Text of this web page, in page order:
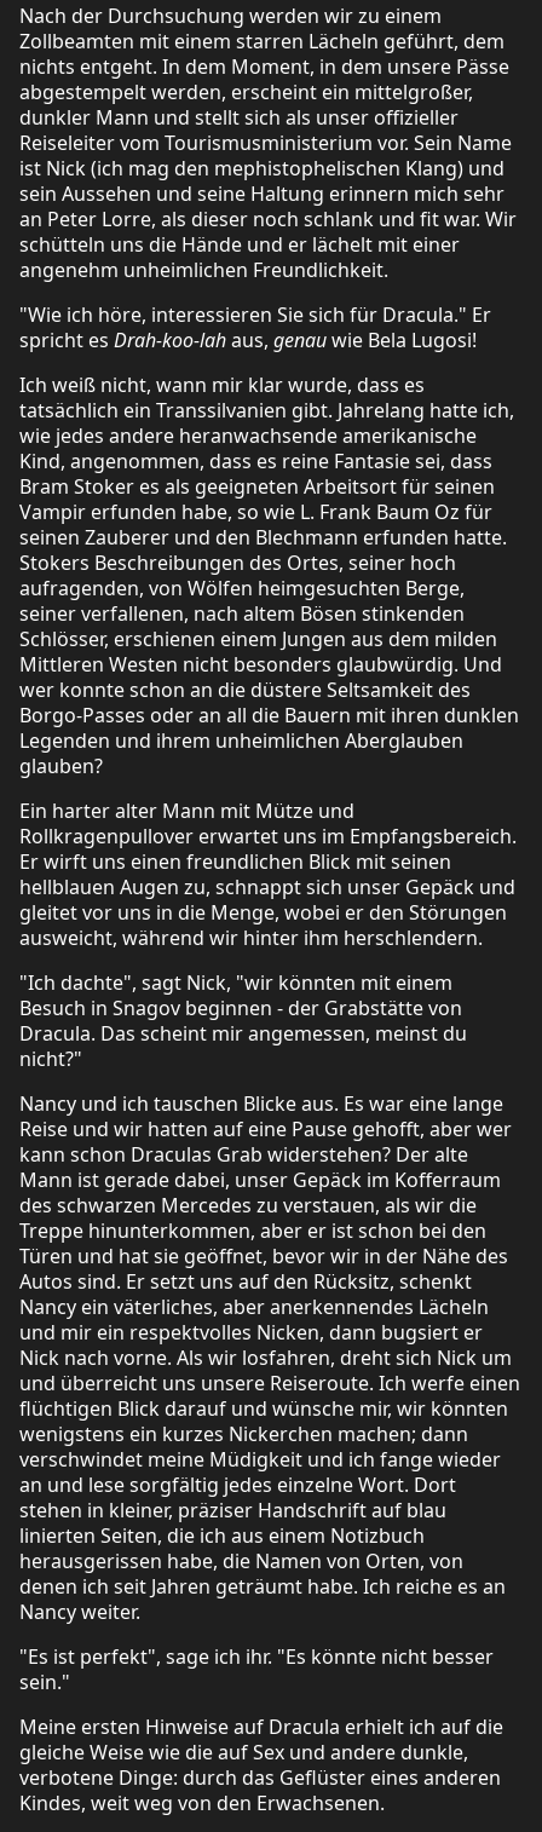
Nach der Durchsuchung werden wir zu einem
Zollbeamten mit einem starren Lächeln geführt, dem
nichts entgeht. In dem Moment, in dem unsere Pässe
abgestempelt werden, erscheint ein mittelgroßer,
dunkler Mann und stellt sich als unser offizieller
Reiseleiter vom Tourismusministerium vor. Sein Name
ist Nick (ich mag den mephistophelischen Klang) und
sein Aussehen und seine Haltung erinnern mich sehr
an Peter Lorre, als dieser noch schlank und fit war. Wir
schütteln uns die Hände und er lächelt mit einer
angenehm unheimlichen Freundlichkeit.
"Wie ich höre, interessieren Sie sich für Dracula." Er
spricht es Drah-koo-lahaus, genauwie Bela Lugosi!
Ich weiß nicht, wann mir klar wurde, dass es
tatsächlich ein Transsilvanien gibt. Jahrelang hatte ich,
wie jedes andere heranwachsende amerikanische
Kind, angenommen, dass es reine Fantasie sei, dass
Bram Stoker es als geeigneten Arbeitsort für seinen
Vampir erfunden habe, so wie L. Frank Baum Oz für
seinen Zauberer und den Blechmann erfunden hatte.
Stokers Beschreibungen des Ortes, seiner hoch
aufragenden, von Wölfen heimgesuchten Berge,
seiner verfallenen, nach altem Bösen stinkenden
Schlösser, erschienen einem Jungen aus dem milden
Mittleren Westen nicht besonders glaubwürdig. Und
wer konnte schon an die düstere Seltsamkeit des
Borgo-Passes oder an all die Bauern mit ihren dunklen
Legenden und ihrem unheimlichen Aberglauben
glauben?
Ein harter alter Mann mit Mütze und
Rollkragenpullover erwartet uns im Empfangsbereich.
Er wirft uns einen freundlichen Blick mit seinen
hellblauen Augen zu, schnappt sich unser Gepäck und
gleitet vor uns in die Menge, wobei er den Störungen
ausweicht, während wir hinter ihm herschlendern.
"Ich dachte", sagt Nick, "wir könnten mit einem
Besuch in Snagov beginnen - der Grabstätte von
Dracula. Das scheint mir angemessen, meinst du
nicht?"
Nancy und ich tauschen Blicke aus. Es war eine lange
Reise und wir hatten auf eine Pause gehofft, aber wer
kann schon Draculas Grab widerstehen? Der alte
Mann ist gerade dabei, unser Gepäck im Kofferraum
des schwarzen Mercedes zu verstauen, als wir die
Treppe hinunterkommen, aber er ist schon bei den
Türen und hat sie geöffnet, bevor wir in der Nähe des
Autos sind. Er setzt uns auf den Rücksitz, schenkt
Nancy ein väterliches, aber anerkennendes Lächeln
und mir ein respektvolles Nicken, dann bugsiert er
Nick nach vorne. Als wir losfahren, dreht sich Nick um
und überreicht uns unsere Reiseroute. Ich werfe einen
flüchtigen Blick darauf und wünsche mir, wir könnten
wenigstens ein kurzes Nickerchen machen; dann
verschwindet meine Müdigkeit und ich fange wieder
an und lese sorgfältig jedes einzelne Wort. Dort
stehen in kleiner, präziser Handschrift auf blau
linierten Seiten, die ich aus einem Notizbuch
herausgerissen habe, die Namen von Orten, von
denen ich seit Jahren geträumt habe. Ich reiche es an
Nancy weiter.
"Es ist perfekt", sage ich ihr. "Es könnte nicht besser
sein."
Meine ersten Hinweise auf Dracula erhielt ich auf die
gleiche Weise wie die auf Sex und andere dunkle,
verbotene Dinge: durch das Geflüster eines anderen
Kindes, weit weg von den Erwachsenen.